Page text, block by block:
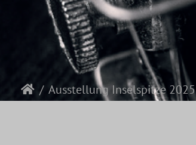
Ausstellung Inselspitze 2025